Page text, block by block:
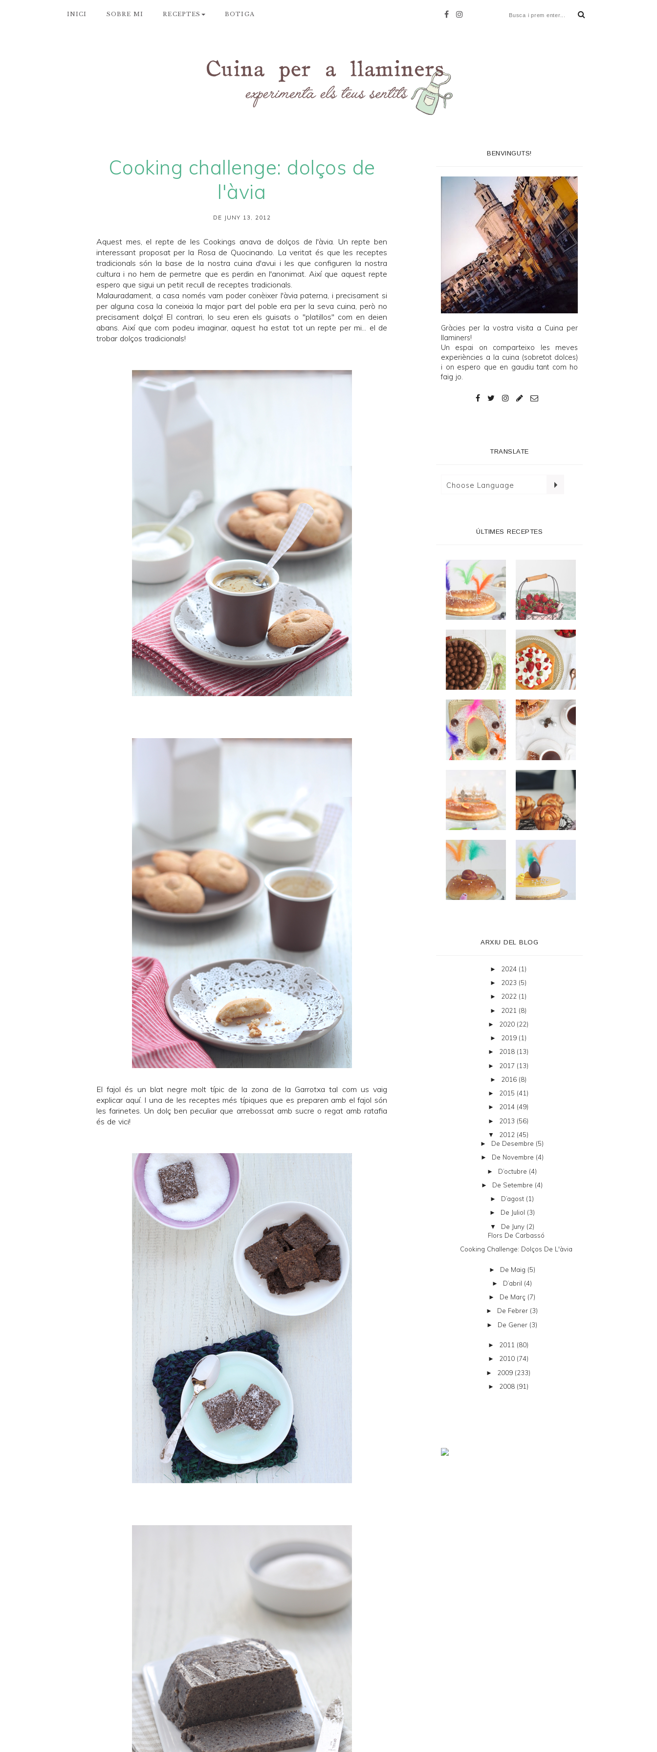
INICI SOBRE MI RECEPTES BOTIGA
Cooking challenge: dolços de
l'àvia
DE JUNY 13, 2012
Aquest mes, el repte de les Cookings anava de dolços de l'àvia. Un repte ben
interessant proposat per la Rosa de Quocinando. La veritat és que les receptes
tradicionals són la base de la nostra cuina d'avui i les que configuren la nostra
cultura i no hem de permetre que es perdin en l'anonimat. Així que aquest repte
espero que sigui un petit recull de receptes tradicionals.
Malauradament, a casa només vam poder conèixer l'àvia paterna, i precisament si
per alguna cosa la coneixia la major part del poble era per la seva cuina, però no
precisament dolça! El contrari, lo seu eren els guisats o "platillos" com en deien
abans. Així que com podeu imaginar, aquest ha estat tot un repte per mi... el de
trobar dolços tradicionals!
El fajol és un blat negre molt típic de la zona de la Garrotxa tal com us vaig
explicar aquí. I una de les receptes més típiques que es preparen amb el fajol són
les farinetes. Un dolç ben peculiar que arrebossat amb sucre o regat amb ratafia
és de vici!
BENVINGUTS!
Gràcies per la vostra visita a Cuina per
llaminers!
Un espai on comparteixo les meves
experiències a la cuina (sobretot dolces)
i on espero que en gaudiu tant com ho
faig jo.
TRANSLATE
ÚLTIMES RECEPTES
ARXIU DEL BLOG
► 2024 (1)
► 2023 (5)
► 2022 (1)
► 2021 (8)
► 2020 (22)
► 2019 (1)
► 2018 (13)
► 2017 (13)
► 2016 (8)
► 2015 (41)
► 2014 (49)
► 2013 (56)
▼ 2012 (45)
► De Desembre (5)
► De Novembre (4)
► D’octubre (4)
► De Setembre (4)
► D’agost (1)
► De Juliol (3)
▼ De Juny (2)
Flors De Carbassó
Cooking Challenge: Dolços De L'àvia
► De Maig (5)
► D’abril (4)
► De Març (7)
► De Febrer (3)
► De Gener (3)
► 2011 (80)
► 2010 (74)
► 2009 (233)
► 2008 (91)